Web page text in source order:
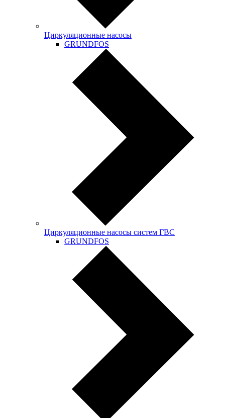
Циркуляционные насосы
GRUNDFOS
Циркуляционные насосы систем ГВС
GRUNDFOS